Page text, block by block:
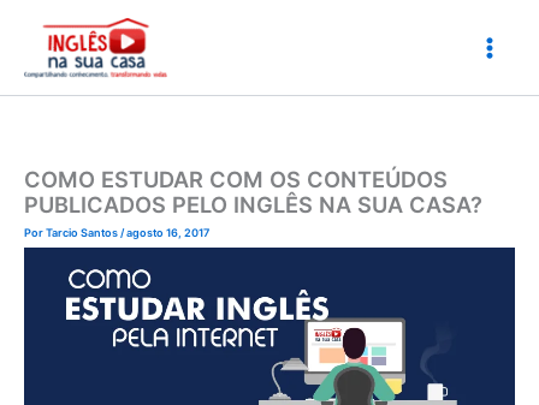
conteúdo
COMO ESTUDAR COM OS CONTEÚDOS
PUBLICADOS PELO INGLÊS NA SUA CASA?
PorTarcio Santos/agosto 16, 2017